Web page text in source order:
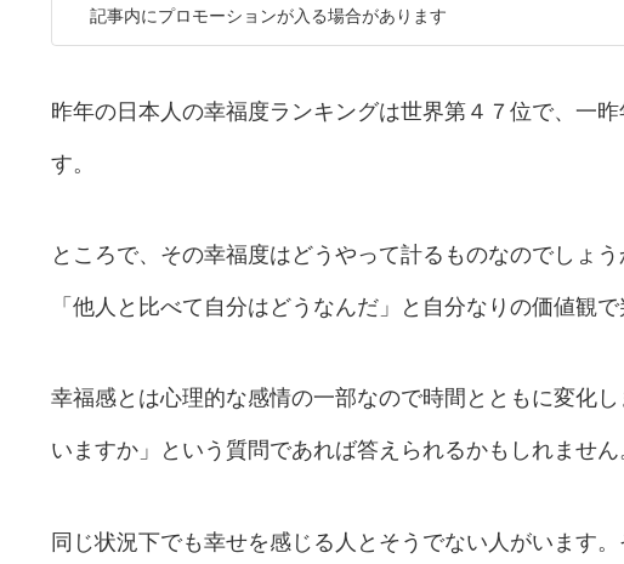
記事内にプロモーションが入る場合があります
昨年の日本人の幸福度ランキングは世界第４７位で、一
す。
ところで、その幸福度はどうやって計るものなのでしょ
「他人と比べて自分はどうなんだ」と自分なりの価値観で
幸福感とは心理的な感情の一部なので時間とともに変化
いますか」という質問であれば答えられるかもしれません
同じ状況下でも幸せを感じる人とそうでない人がいます